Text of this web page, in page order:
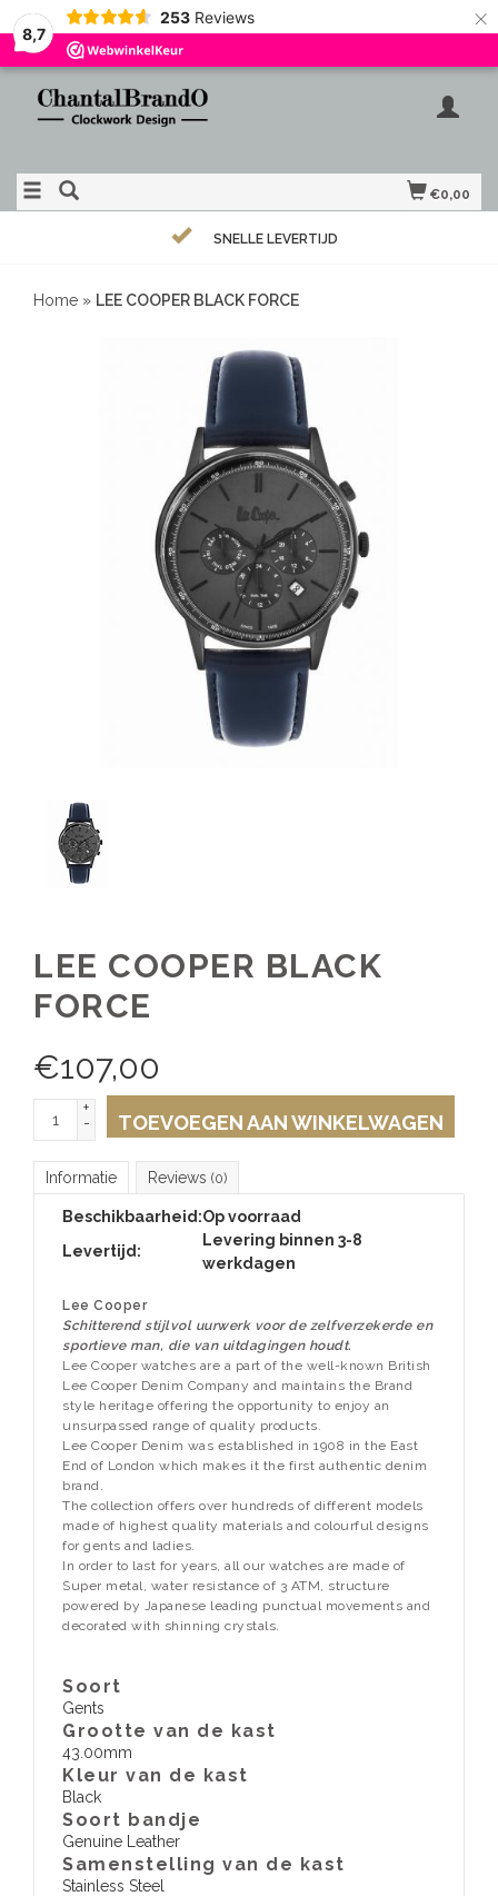
8,7
253 Reviews ×
€0,00
SNELLE LEVERTIJD
Home » LEE COOPER BLACK FORCE
LEE COOPER BLACK
FORCE
€107,00
+
-
TOEVOEGEN AAN WINKELWAGEN
Informatie Reviews (0)
Beschikbaarheid:Op voorraad
Levertijd:
Levering binnen 3-8
werkdagen
Lee Cooper
Schitterend stijlvol uurwerk voor de zelfverzekerde en
sportieve man, die van uitdagingen houdt.
Lee Cooper watches are a part of the well-known British
Lee Cooper Denim Company and maintains the Brand
style heritage offering the opportunity to enjoy an
unsurpassed range of quality products.
Lee Cooper Denim was established in 1908 in the East
End of London which makes it the first authentic denim
brand.
The collection offers over hundreds of different models
made of highest quality materials and colourful designs
for gents and ladies.
In order to last for years, all our watches are made of
Super metal, water resistance of 3 ATM, structure
powered by Japanese leading punctual movements and
decorated with shinning crystals.
Soort
Gents
Grootte van de kast
43.00mm
Kleur van de kast
Black
Soort bandje
Genuine Leather
Samenstelling van de kast
Stainless Steel